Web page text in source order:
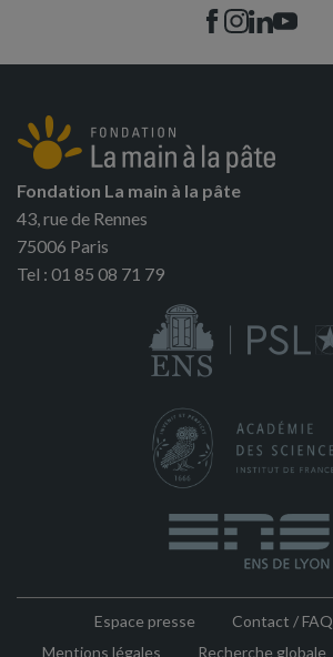
Fondation La main à la pâte
43, rue de Rennes
75006 Paris
Tel : 01 85 08 71 79
Pied
Espace presse Contact / FAQ
Mentions légales
Recherche globale